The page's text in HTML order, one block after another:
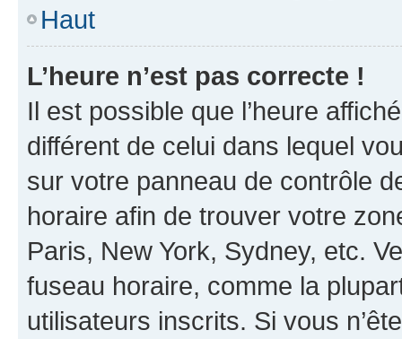
Haut
L’heure n’est pas correcte !
Il est possible que l’heure
différent de celui dans lequel
sur votre panneau de contrôle
horaire afin de trouver votre
Paris, New York, Sydney, etc.
fuseau horaire, comme la
utilisateurs inscrits. Si vous